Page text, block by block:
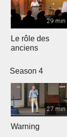
29 min
Le rôle des
anciens
Season 4
27 min
Warning